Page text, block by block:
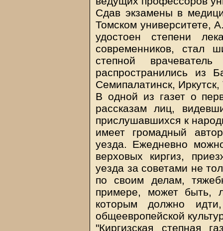
Сдав экзамены в
Томском университете,
удостоен степени
современников, стал
степной
распространились из
Семипалатинск,
В одной из газет о
рассказам лиц,
прислушавшихся к
имеет громадный
уезда. Ежедневно
верховых киргиз,
уезда за советами не
по своим делам,
примере, может быть,
которым должно
общеевропейской
"Киргизская степная